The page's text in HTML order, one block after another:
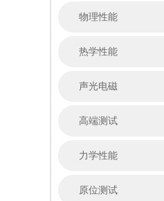
物理性能
热学性能
声光电磁
高端测试
力学性能
原位测试